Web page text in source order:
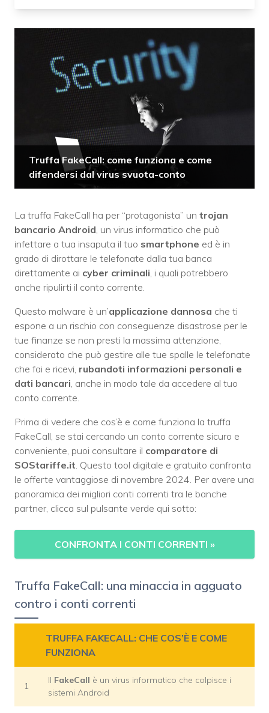
Truffa FakeCall: come funziona e come
difendersi dal virus svuota-conto
La truffa FakeCall ha per “protagonista” un trojan
bancario Android , un virus informatico che può
infettare a tua insaputa il tuo smartphone ed è in
grado di dirottare le telefonate dalla tua banca
direttamente ai cyber criminali , i quali potrebbero
anche ripulirti il conto corrente.
Questo malware è un’applicazione dannosa che ti
espone a un rischio con conseguenze disastrose per le
tue finanze se non presti la massima attenzione,
considerato che può gestire alle tue spalle le telefonate
che fai e ricevi, rubandoti informazioni personali e
dati bancari , anche in modo tale da accedere al tuo
conto corrente.
Prima di vedere che cos’è e come funziona la truffa
FakeCall, se stai cercando un conto corrente sicuro e
conveniente, puoi consultare il comparatore di
SOStariffe.it . Questo tool digitale e gratuito confronta
le offerte vantaggiose di novembre 2024. Per avere una
panoramica dei migliori conti correnti tra le banche
partner, clicca sul pulsante verde qui sotto:
CONFRONTA I CONTI CORRENTI »
Truffa FakeCall: una minaccia in agguato
contro i conti correnti
TRUFFA FAKECALL: CHE COS’È E COME
FUNZIONA
1
Il FakeCall è un virus informatico che colpisce i
sistemi Android